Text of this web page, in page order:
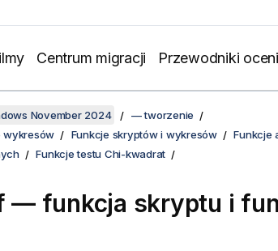
Centrum migracji Przewodniki
November 2024
— tworzenie
wykresów
Funkcje skryptów i wykresów
Funkcje
Funkcje testu Chi-kwadrat
— funkcja skryptu i